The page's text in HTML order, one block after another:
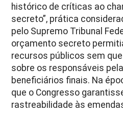
histórico de críticas ao
secreto”, prática
pelo Supremo Tribunal
orçamento secreto
recursos públicos sem
sobre os responsáveis
beneficiários finais. Na
que o Congresso
rastreabilidade às